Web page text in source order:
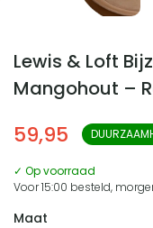
Lewis & Loft
Mangohout –
59,95
✓ Op voorraad
Voor 15:00 besteld,
Maat